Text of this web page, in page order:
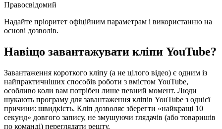
Правосвідомий
Надайте пріоритет офіційним параметрам і використанню на
основі дозволів.
Навіщо завантажувати кліпи YouTube?
Завантаження короткого кліпу (а не цілого відео) є одним із
найпрактичніших способів роботи з вмістом YouTube,
особливо коли вам потрібен лише певний момент. Люди
шукають програму для завантаження кліпів YouTube з однієї
причини: швидкість. Кліп дозволяє зберегти «найкращі 10
секунд» довгого запису, не змушуючи глядачів (або товаришів
по команді) переглядати решту.